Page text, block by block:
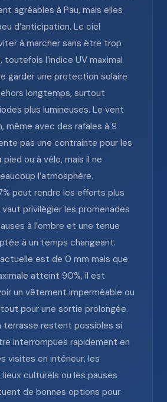
agréables à Pau, mais elles
d’anticipation. Le ciel
à marcher sans être trop
toutefois l’indice UV maximal
garder une protection solaire
longtemps, surtout
plus lumineuses. Le vent
même avec des rafales à 9
pas une contrainte pour les
ou à vélo, mais il ne
l’atmosphère.
peut rendre les efforts plus
privilégier les promenades
à l’ombre et une tenue
à un temps changeant.
est de 0 mm mais que
atteint 90%, il est
un vêtement imperméable ou
pour une sortie prolongée.
restent possibles si
interrompues rapidement en
visites en intérieur, les
culturels ou les pauses
de bonnes options pour